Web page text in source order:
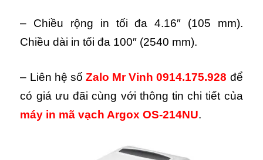
– Chiều rộng in tối đa 4.16″ (105 mm).
Chiều dài in tối đa 100″ (2540 mm).
– Liên hệ số Zalo Mr Vinh 0914.175.928 để
có giá ưu đãi cùng với thông tin chi tiết của
máy in mã vạch Argox OS-214NU.